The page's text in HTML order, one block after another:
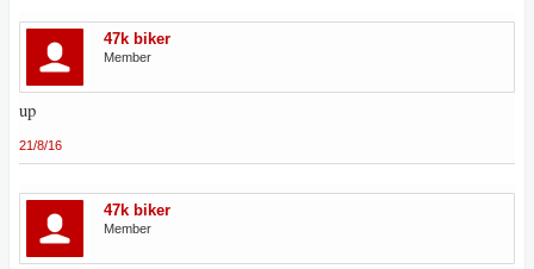
47k biker
Member
up
21/8/16
47k biker
Member